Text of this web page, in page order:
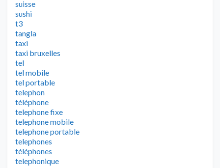
suisse
sushi
t3
tangla
taxi
taxi bruxelles
tel
tel mobile
tel portable
telephon
téléphone
telephone fixe
telephone mobile
telephone portable
telephones
téléphones
telephonique